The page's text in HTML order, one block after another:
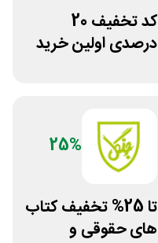
کد تخفیف 20
درصدی اولین خرید
25%
تا 25% تخفیف کتاب
های حقوقی و